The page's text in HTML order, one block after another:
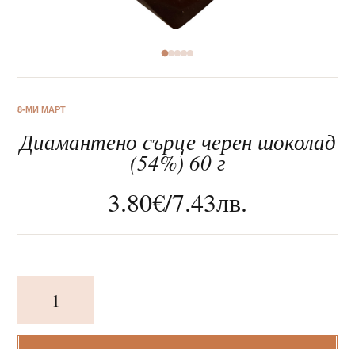
За нас
Клиентско обслужване
Корпоративни подаръци
8-МИ МАРТ
Диамантено сърце черен шоколад
(54%) 60 г
3.80€/7.43лв.
Диамантено
сърце